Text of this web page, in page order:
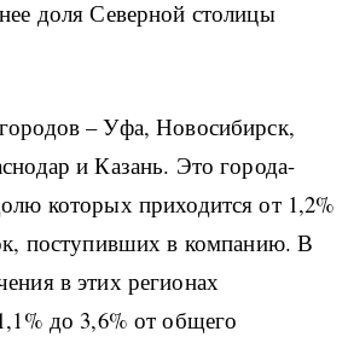
доля Северной столицы
– Уфа, Новосибирск,
и Казань. Это города-
которых приходится от 1,2%
поступивших в компанию. В
в этих регионах
до 3,6% от общего